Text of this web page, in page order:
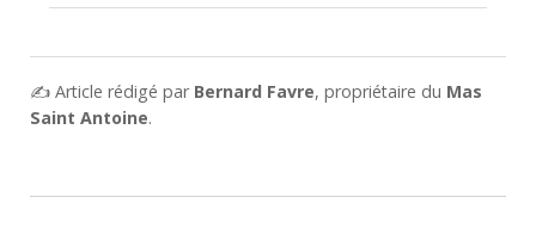
✍️ Article rédigé par Bernard Favre, propriétaire du Mas
Saint Antoine.